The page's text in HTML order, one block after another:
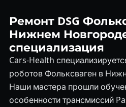
Ремонт DSG
Нижнем
специализация
Cars-Health
роботов Фольксваген в
Наши мастера прошли
особенности трансмиссий